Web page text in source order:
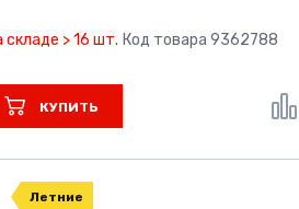
складе > 16 шт. Код товара 9362788
КУПИТЬ
Летние